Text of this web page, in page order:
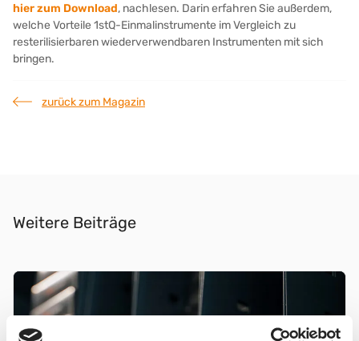
hier zum Download, nachlesen. Darin erfahren Sie außerdem,
welche Vorteile 1stQ-Einmalinstrumente im Vergleich zu
resterilisierbaren wiederverwendbaren Instrumenten mit sich
bringen.
zurück zum Magazin
Weitere Beiträge